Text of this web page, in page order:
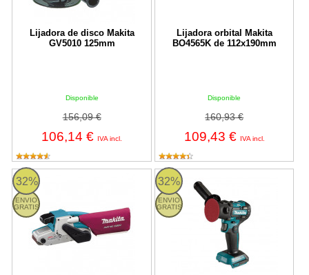
Lijadora de disco Makita
GV5010 125mm
Disponible
156,09 €
106,14 € IVA incl.
Lijadora orbital Makita
BO4565K de 112x190mm
Disponible
160,93 €
109,43 € IVA incl.
32%
ENVIO
GRATIS
Lijadora de banda Makita 9920 de 76x610mm
32%
ENVIO
GRATIS
Makita DPV300Z - Lijadora